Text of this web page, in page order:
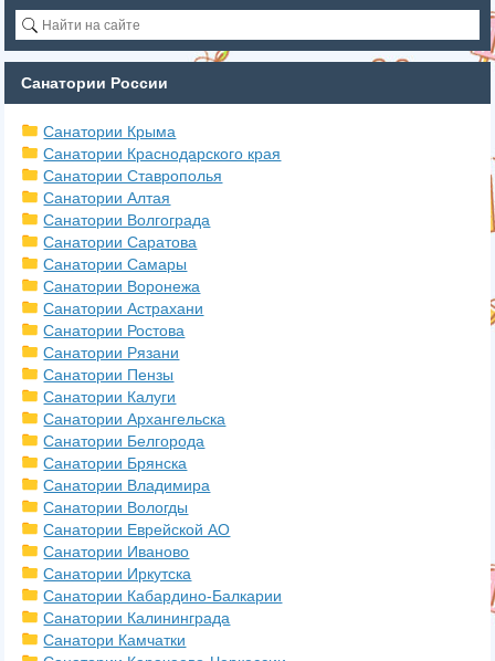
Санатории России
Санатории Крыма
Санатории Краснодарского края
Санатории Ставрополья
Санатории Алтая
Санатории Волгограда
Санатории Саратова
Санатории Самары
Санатории Воронежа
Санатории Астрахани
Санатории Ростова
Санатории Рязани
Санатории Пензы
Санатории Калуги
Санатории Архангельска
Санатории Белгорода
Санатории Брянска
Санатории Владимира
Санатории Вологды
Санатории Еврейской АО
Санатории Иваново
Санатории Иркутска
Санатории Кабардино-Балкарии
Санатории Калининграда
Санатори Камчатки